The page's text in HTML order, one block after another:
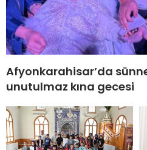
Afyonkarahisar’da
unutulmaz kına gecesi